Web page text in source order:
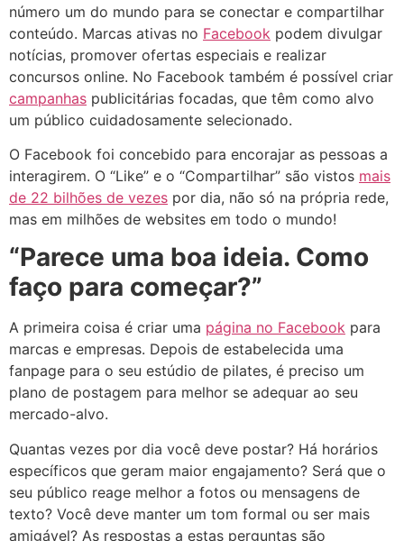
número um do mundo para se conectar e compartilhar
conteúdo. Marcas ativas no Facebook podem divulgar
notícias, promover ofertas especiais e realizar
concursos online. No Facebook também é possível criar
campanhas publicitárias focadas, que têm como alvo
um público cuidadosamente selecionado.
O Facebook foi concebido para encorajar as pessoas a
interagirem. O “Like” e o “Compartilhar” são vistos mais
de 22 bilhões de vezes por dia, não só na própria rede,
mas em milhões de websites em todo o mundo!
“Parece uma boa ideia. Como
faço para começar?”
A primeira coisa é criar uma página no Facebook para
marcas e empresas. Depois de estabelecida uma
fanpage para o seu estúdio de pilates, é preciso um
plano de postagem para melhor se adequar ao seu
mercado-alvo.
Quantas vezes por dia você deve postar? Há horários
específicos que geram maior engajamento? Será que o
seu público reage melhor a fotos ou mensagens de
texto? Você deve manter um tom formal ou ser mais
amigável? As respostas a estas perguntas são